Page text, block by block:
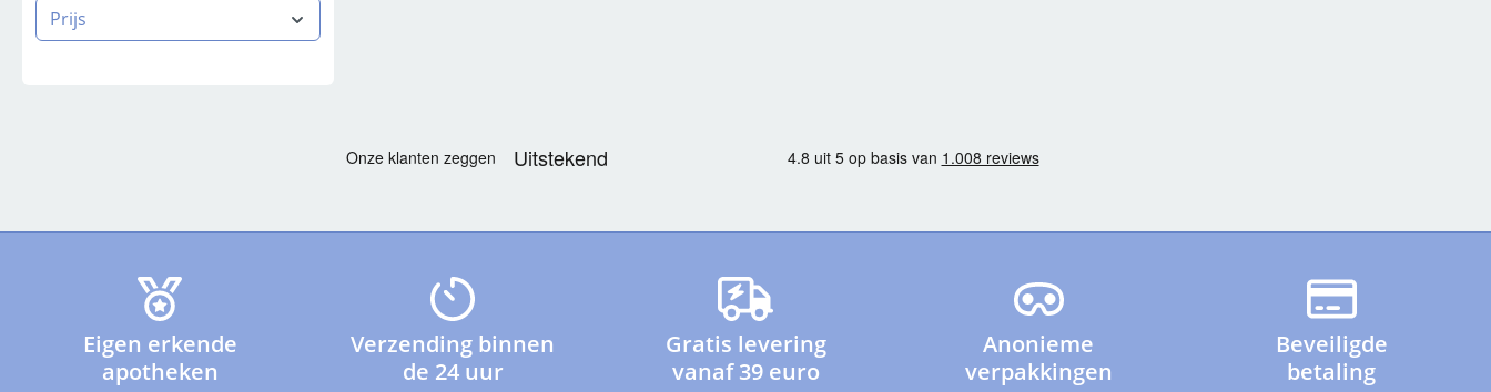
Prijs
Eigen erkende
apotheken
Verzending binnen
de 24 uur
Gratis levering
vanaf 39 euro
Anonieme
verpakkingen
Beveiligde
betaling